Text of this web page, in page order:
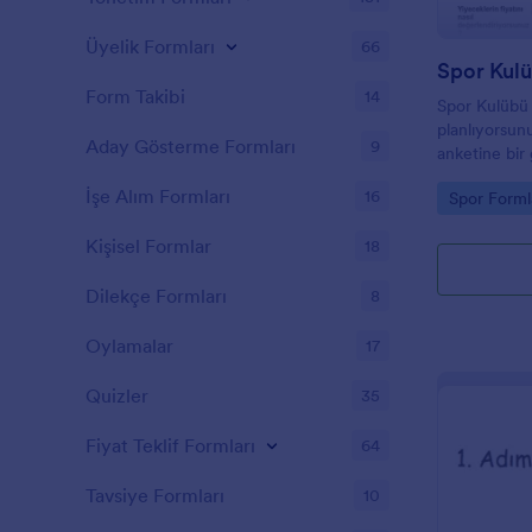
Spor
Spor
anketine bir
değişebilir,
yiyecek
Go to
Spor
Üyelik Formları 66
Form Takibi 14
Aday Gösterme Formları 9
İşe Alım Formları 16
Kişisel Formlar 18
Dilekçe Formları 8
Oylamalar 17
Quizler 35
Fiyat Teklif Formları 64
Tavsiye Formları 10